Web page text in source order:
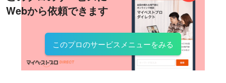
Webから依頼できます
このプロのサービスメニューをみる